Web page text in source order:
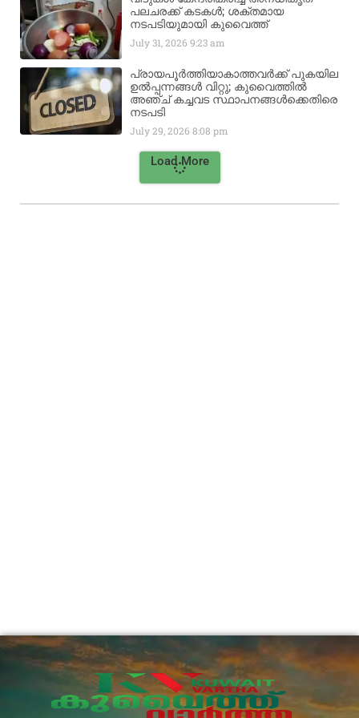
പലചരക്ക് കടകൾ; ശക്തമായ
നടപടിയുമായി കുവൈത്ത്
July 31, 20269:23 am
പ്രായപൂർത്തിയാകാത്തവർക്ക് പുകയില
ഉൽപ്പന്നങ്ങൾ വിറ്റു; കുവൈത്തിൽ
അഞ്ച് കച്ചവട സ്ഥാപനങ്ങൾക്കെതിരെ
നടപടി
July 29, 20268:08 pm
Load More